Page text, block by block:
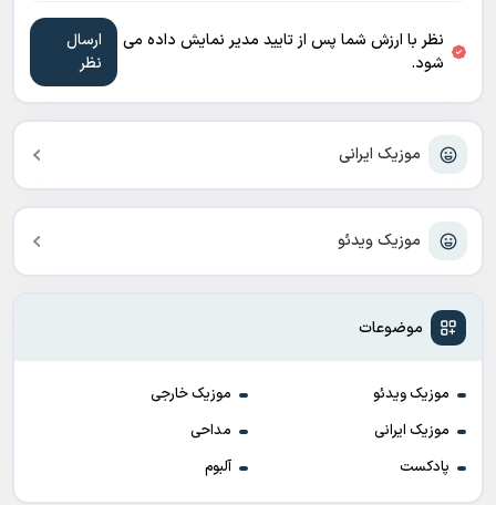
موزیک ایرانی
موزیک ویدئو
موضوعات
موزیک ویدئو
موزیک خارجی
موزیک ایرانی
مداحی
پادکست
آلبوم
نظر با ارزش شما پس از تایید مدیر نمایش داده می
شود.